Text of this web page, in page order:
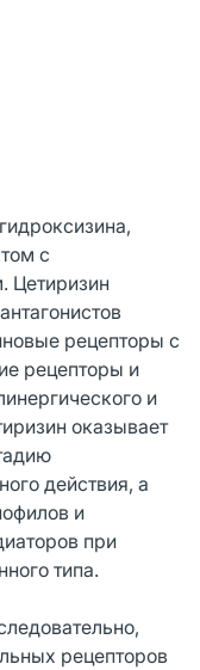
с
Цетиризин
рецепторы с
рецепторы и
и
оказывает
действия, а
и
при
типа.
рецепторов